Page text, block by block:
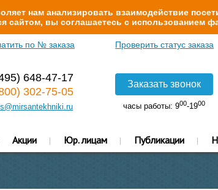
нам анализировать взаимодействие
сайтом, вы соглашаетесь с использованием
по № заказа Проверить статус заказа
648-47-17
302-75-05
Заказать звонок
часы работы: 900-1900
Акции Юр. лицам Публикации